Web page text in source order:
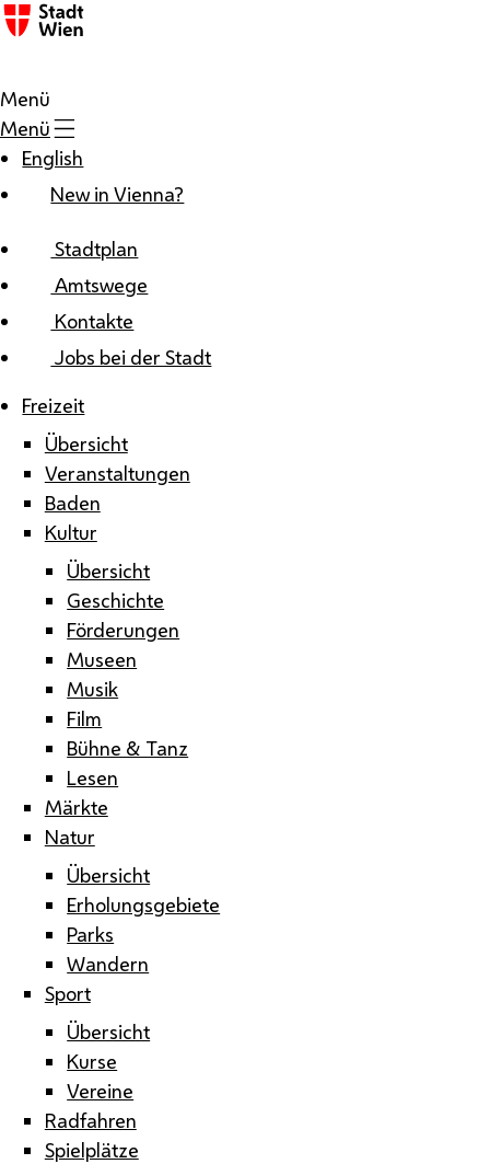
Zum Inhalt
Menü
Menü
English
New in Vienna?
Stadtplan
Amtswege
Kontakte
Jobs bei der Stadt
Freizeit
Übersicht
Veranstaltungen
Baden
Kultur
Übersicht
Geschichte
Förderungen
Museen
Musik
Film
Bühne & Tanz
Lesen
Märkte
Natur
Übersicht
Erholungsgebiete
Parks
Wandern
Sport
Übersicht
Kurse
Vereine
Radfahren
Spielplätze